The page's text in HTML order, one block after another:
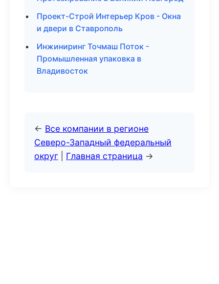
Проект-Строй Интерьер Кров - Окна
и двери в Ставрополь
Инжиниринг Точмаш Поток -
Промышленная упаковка в
Владивосток
← Все компании в регионе
Северо-Западный федеральный
округ
Главная страница →